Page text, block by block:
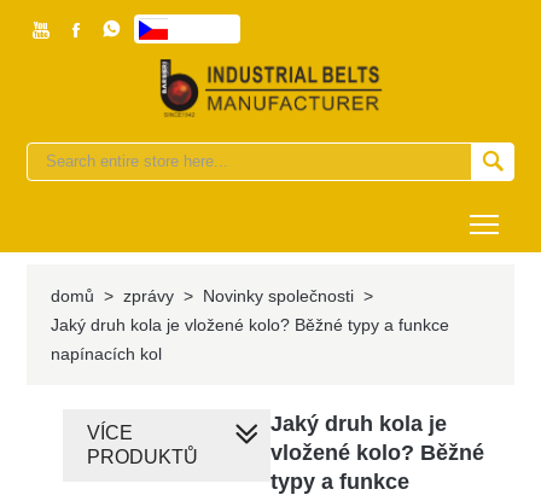
  

domů > zprávy > Novinky společnosti >
Jaký druh kola je vložené kolo? Běžné typy a funkce
napínacích kol
Jaký druh kola je
vložené kolo? Běžné
typy a funkce
VÍCE
PRODUKTŮ